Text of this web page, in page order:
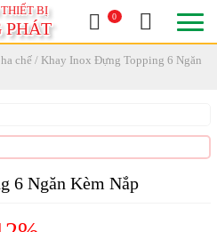
BỊ
PHÁT
0
chế/ Khay Inox Đựng Topping 6 Ngăn
6 Ngăn Kèm Nắp